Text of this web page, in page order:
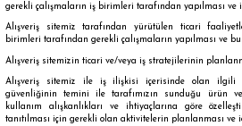
gerekli çalışmaların iş birimleri tarafından yapılması
Alışveriş sitemiz tarafından yürütülen ticari
birimleri tarafından gerekli çalışmaların yapılması ve
Alışveriş sitemizin ticari ve/veya iş stratejilerinin
Alışveriş sitemiz ile iş ilişkisi içerisinde olan ilgili
güvenliğinin temini ile tarafımızın sunduğu ürün
kullanım alışkanlıkları ve ihtiyaçlarına göre
tanıtılması için gerekli olan aktivitelerin planlanması ve